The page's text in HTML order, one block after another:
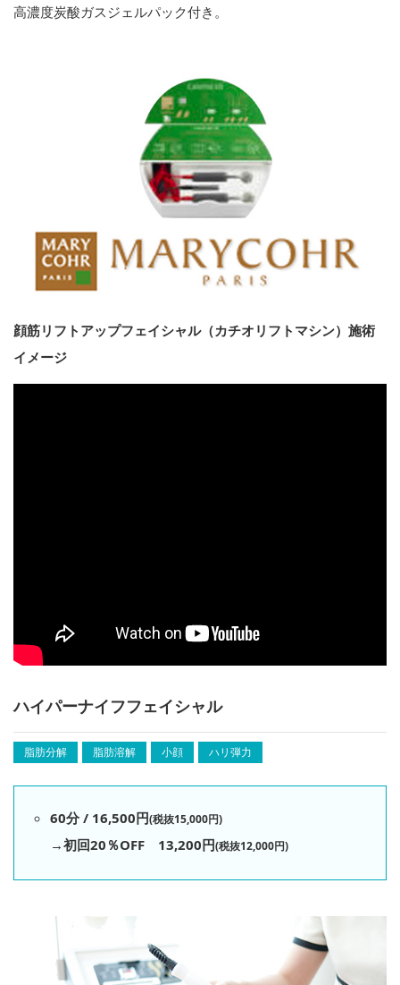
高濃度炭酸ガスジェルパック付き。
顔筋リフトアップフェイシャル（カチオリフトマシン）施術
イメージ
ハイパーナイフフェイシャル
脂肪分解 脂肪溶解 小顔 ハリ弾力
60分 / 16,500円(税抜15,000円)
→初回20％OFF 13,200円(税抜12,000円)